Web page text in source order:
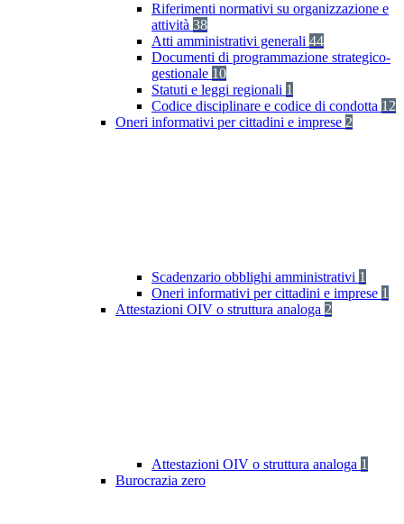
Riferimenti normativi su organizzazione e
attività 38
Atti amministrativi generali 44
Documenti di programmazione strategico-
gestionale 10
Statuti e leggi regionali 1
Codice disciplinare e codice di condotta 12
Oneri informativi per cittadini e imprese 2
Scadenzario obblighi amministrativi 1
Oneri informativi per cittadini e imprese 1
Attestazioni OIV o struttura analoga 2
Attestazioni OIV o struttura analoga 1
Burocrazia zero